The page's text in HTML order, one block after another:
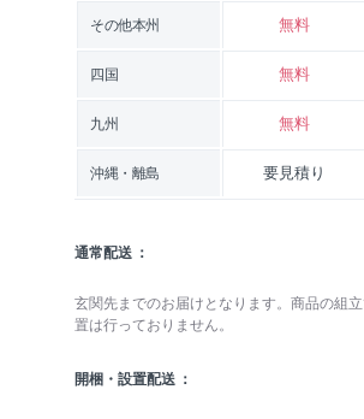
その他本州 無料
四国 無料
九州 無料
沖縄・離島 要見積り
通常配送
玄関先までのお届けとなります。商品の組
置は行っておりません。
開梱・設置配送